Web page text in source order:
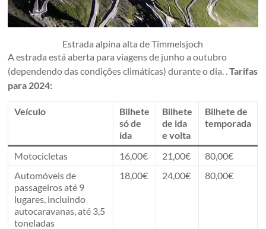
Estrada alpina alta de Timmelsjoch
A estrada está aberta para viagens de junho a outubro
(dependendo das condições climáticas) durante o dia. .Tarifas
para 2024:
Veículo
Bilhete
só de
ida
Bilhete
de ida
e volta
Bilhete de
temporada
Motocicletas 16,00€ 21,00€
80,00€
Automóveis de
passageiros até 9
lugares, incluindo
autocaravanas, até 3,5
toneladas
18,00€ 24,00€ 80,00€